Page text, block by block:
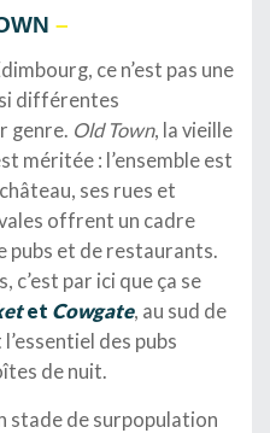
–
ce n’est pas une
différentes
genre. Old Town, la vieille
méritée : l’ensemble est
ses rues et
offrent un cadre
pubs et de restaurants.
c’est par ici que ça se
et Cowgate, au sud de
des pubs
de nuit.
stade de surpopulation